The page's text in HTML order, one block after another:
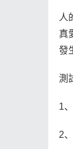
人
真
發
測
1
2